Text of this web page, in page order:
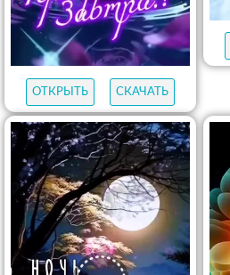
ОТКРЫТЬ СКАЧАТЬ